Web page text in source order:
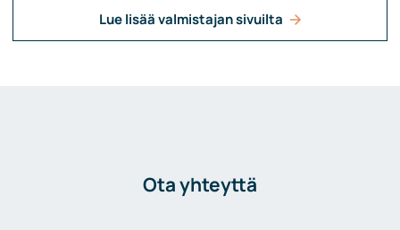
Lue lisää valmistajan sivuilta
Ota yhteyttä